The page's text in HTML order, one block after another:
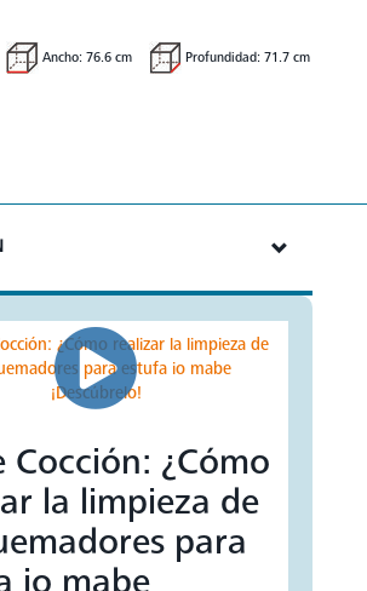
Ancho: 76.6 cm Profundidad: 71.7 cm
Cocción: ¿Cómo
la limpieza de
para
io mabe